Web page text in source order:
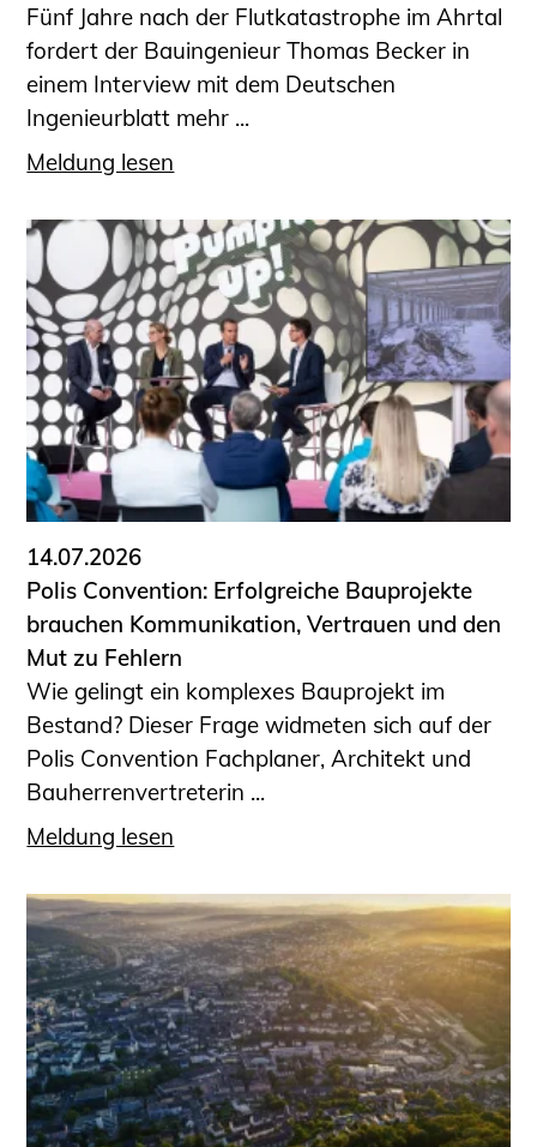
Fünf Jahre nach der Flutkatastrophe im Ahrtal
fordert der Bauingenieur Thomas Becker in
einem Interview mit dem Deutschen
Ingenieurblatt mehr ...
Meldung lesen
14.07.2026
Polis Convention: Erfolgreiche Bauprojekte
brauchen Kommunikation, Vertrauen und den
Mut zu Fehlern
Wie gelingt ein komplexes Bauprojekt im
Bestand? Dieser Frage widmeten sich auf der
Polis Convention Fachplaner, Architekt und
Bauherrenvertreterin ...
Meldung lesen